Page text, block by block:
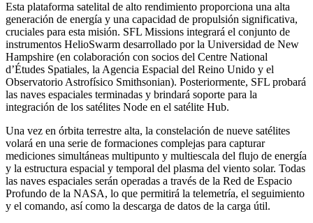
Esta plataforma satelital de alto rendimiento proporciona una alta
generación de energía y una capacidad de propulsión significativa,
cruciales para esta misión. SFL Missions integrará el conjunto de
instrumentos HelioSwarm desarrollado por la Universidad de New
Hampshire (en colaboración con socios del Centre National
d’Études Spatiales, la Agencia Espacial del Reino Unido y el
Observatorio Astrofísico Smithsonian). Posteriormente, SFL probará
las naves espaciales terminadas y brindará soporte para la
integración de los satélites Node en el satélite Hub.
Una vez en órbita terrestre alta, la constelación de nueve satélites
volará en una serie de formaciones complejas para capturar
mediciones simultáneas multipunto y multiescala del flujo de energía
y la estructura espacial y temporal del plasma del viento solar. Todas
las naves espaciales serán operadas a través de la Red de Espacio
Profundo de la NASA, lo que permitirá la telemetría, el seguimiento
y el comando, así como la descarga de datos de la carga útil.